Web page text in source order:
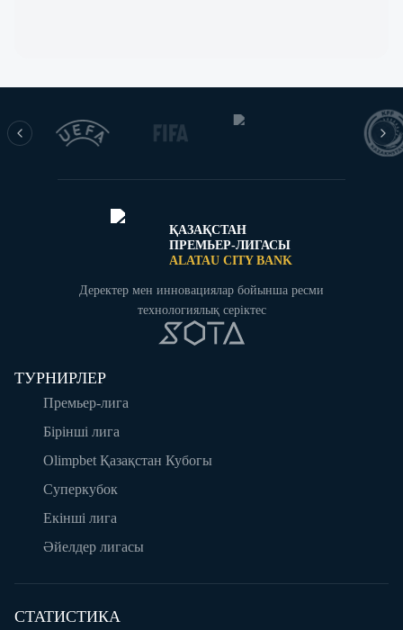
ҚАЗАҚСТАН
ПРЕМЬЕР-ЛИГАСЫ
ALATAU CITY BANK
Деректер мен инновациялар бойынша ресми
технологиялық серіктес
ТУРНИРЛЕР
Премьер-лига
Бірінші лига
Olimpbet Қазақстан Кубогы
Суперкубок
Екінші лига
Әйелдер лигасы
СТАТИСТИКА